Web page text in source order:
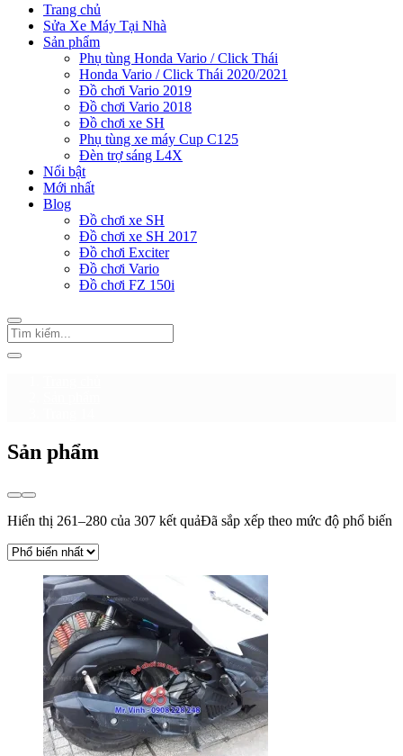
Trang chủ
Sửa Xe Máy Tại Nhà
Sản phẩm
Phụ tùng Honda Vario / Click Thái
Honda Vario / Click Thái 2020/2021
Đồ chơi Vario 2019
Đồ chơi Vario 2018
Đồ chơi xe SH
Phụ tùng xe máy Cup C125
Đèn trợ sáng L4X
Nổi bật
Mới nhất
Blog
Đồ chơi xe SH
Đồ chơi xe SH 2017
Đồ chơi Exciter
Đồ chơi Vario
Đồ chơi FZ 150i
Sản phẩm
Hiển thị 261–280 của 307 kết quảĐã sắp xếp theo mức độ phổ biến